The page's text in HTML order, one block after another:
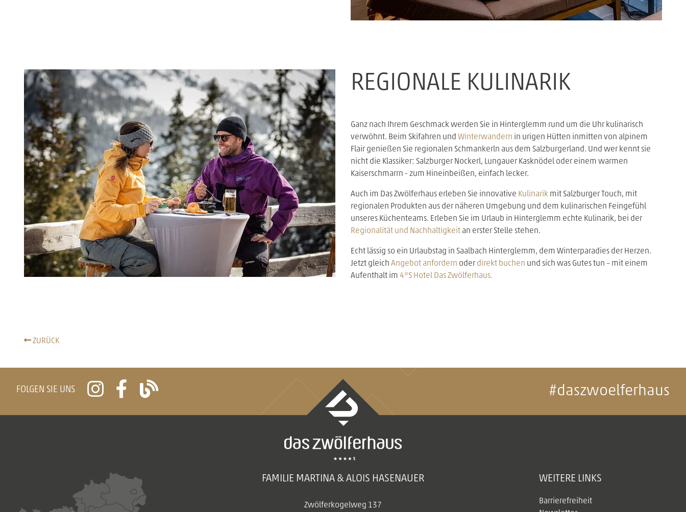
REGIONALE KULINARIK
Ganz nach Ihrem Geschmack werden Sie in Hinterglemm rund um die Uhr kulinarisch
verwöhnt. Beim Skifahren und Winterwandern in urigen Hütten inmitten von alpinem
Flair genießen Sie regionalen Schmankerln aus dem Salzburgerland. Und wer kennt sie
nicht die Klassiker: Salzburger Nockerl, Lungauer Kasknödel oder einem warmen
Kaiserschmarrn - zum Hineinbeißen, einfach lecker.
Auch im Das Zwölferhaus erleben Sie innovative Kulinarik mit Salzburger Touch, mit
regionalen Produkten aus der näheren Umgebung und dem kulinarischen Feingefühl
unseres Küchenteams. Erleben Sie im Urlaub in Hinterglemm echte Kulinarik, bei der
Regionalität und Nachhaltigkeit an erster Stelle stehen.
Echt lässig so ein Urlaubstag in Saalbach Hinterglemm, dem Winterparadies der Herzen.
Jetzt gleich Angebot anfordern oderdirekt buchen und sich was Gutes tun – mit einem
Aufenthalt im 4*S Hotel Das Zwölferhaus.
ZURÜCK
FOLGEN SIE UNS #daszwoelferhaus
FAMILIE MARTINA & ALOIS HASENAUER
Zwölferkogelweg 137
WEITERE LINKS
Barrierefreiheit